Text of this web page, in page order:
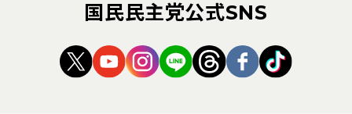
国民民主党公式SNS
（新しいタブで開く）
（新しいタブで開く）
（新しいタブで開く）
（新しいタブで開く）
（新しいタブで開
（新しいタブ
（新しい